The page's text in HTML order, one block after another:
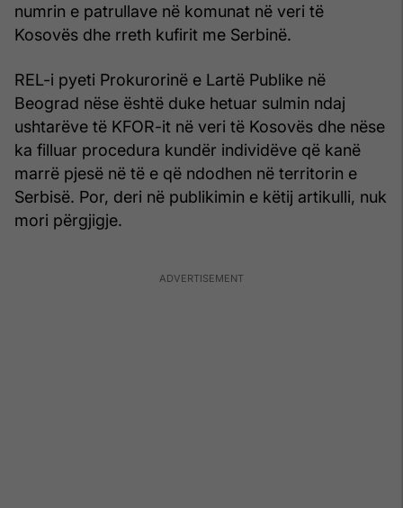
numrin e patrullave në komunat në veri të
Kosovës dhe rreth kufirit me Serbinë.
REL-i pyeti Prokurorinë e Lartë Publike në
Beograd nëse është duke hetuar sulmin ndaj
ushtarëve të KFOR-it në veri të Kosovës dhe nëse
ka filluar procedura kundër individëve që kanë
marrë pjesë në të e që ndodhen në territorin e
Serbisë. Por, deri në publikimin e këtij artikulli, nuk
mori përgjigje.